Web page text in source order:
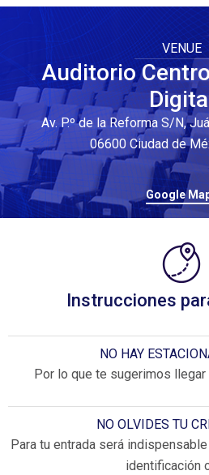
VENUE
Auditorio
Av. P.º de la Reforma S/N,
06600 Ciudad de
Google
Instrucciones
NO HAY
Por lo que te sugerimos
NO OLVIDES TU
Para tu entrada será
identificación